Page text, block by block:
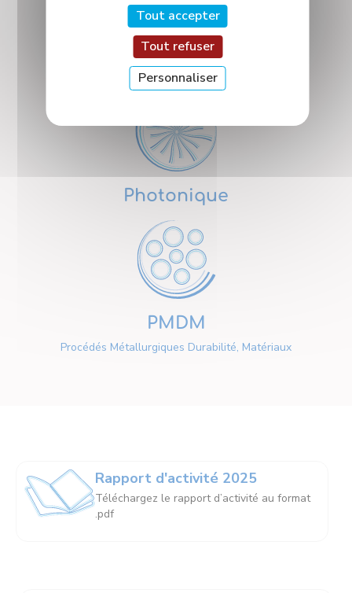
Nanosciences
Photonique
PMDM
Procédés Métallurgiques Durabilité, Matériaux
Rapport d'activité 2025
Téléchargez le rapport d’activité au format
.pdf
Tout accepter
Tout refuser
Personnaliser